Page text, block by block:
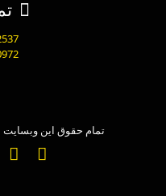
تمام حقوق این وبسایت